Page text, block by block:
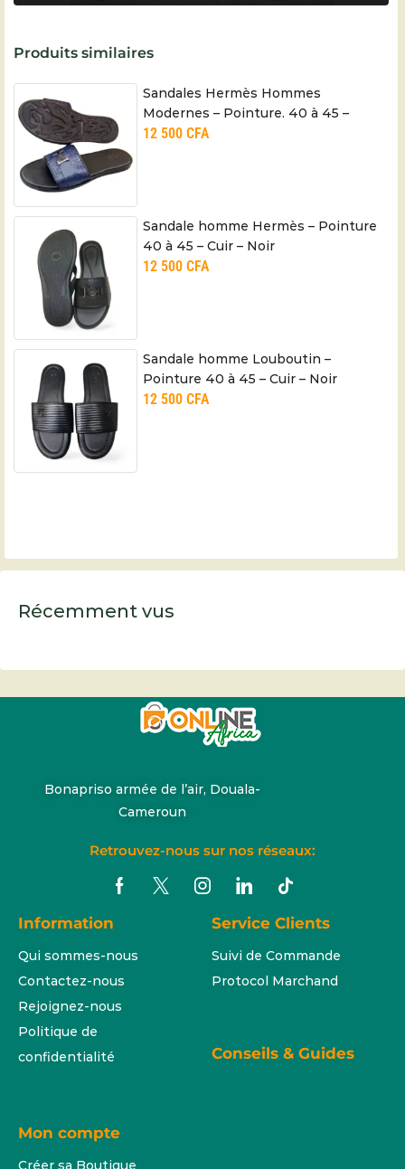
Produits similaires
Sandales Hermès Hommes
Modernes – Pointure. 40 à 45 –
100% cuir
12 500 CFA
Sandale homme Hermès – Pointure
40 à 45 – Cuir – Noir
12 500 CFA
Sandale homme Louboutin –
Pointure 40 à 45 – Cuir – Noir
12 500 CFA
Récemment vus
Bonapriso armée de l’air, Douala-
Cameroun
Retrouvez-nous sur nos réseaux:
Information
Qui sommes-nous
Contactez-nous
Rejoignez-nous
Politique de
confidentialité
Service Clients
Suivi de Commande
Protocol Marchand
Conseils & Guides
Mon compte
Créer sa Boutique